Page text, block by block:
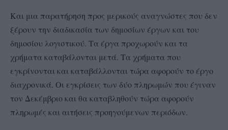
Και μια παρατήρηση προς μερικούς αναγνώστες που δεν
ξέρουν την διαδικασία των δημοσίων έργων και του
δημοσίου λογιστικού. Τα έργα προχωρούν και τα
χρήματα καταβάλονται μετά. Τα χρήματα που
εγκρίνονται και καταβάλλονται τώρα αφορούν το έργο
διαχρονικά. Οι εγκρίσεις των δύο πληρωμών που έγιναν
τον Δεκέμβριο και θα καταβληθούν τώρα αφορούν
πληρωμές και αιτήσεις προηγούμενων περιόδων.